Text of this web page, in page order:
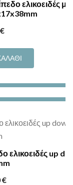
ελικοειδές με
€Η
τιμή
είναι:
5,60 €.
ελικοειδές up
€Η